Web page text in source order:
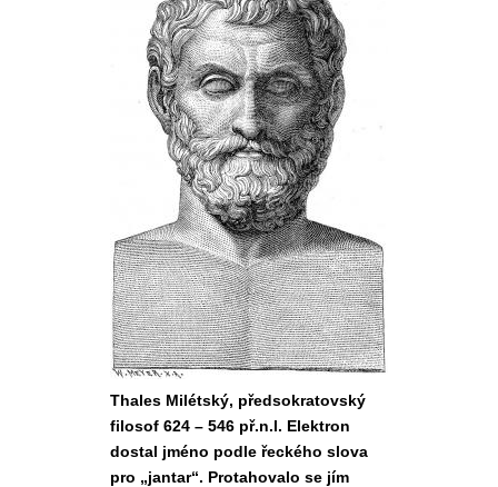
Thales Milétský, předsokratovský
filosof 624 – 546 př.n.l. Elektron
dostal jméno podle řeckého slova
pro „jantar“. Protahovalo se jím